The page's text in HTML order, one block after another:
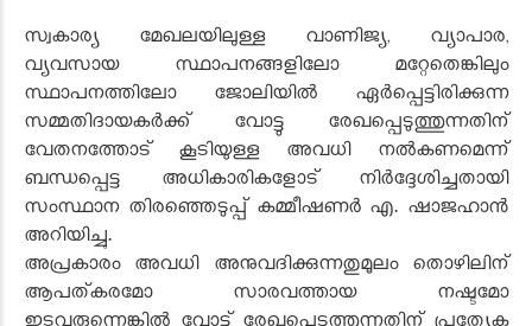
സ്വകാര്യ മേഖലയിലുള്ള വാണിജ്യ, വ്യാപാര,
വ്യവസായ സ്ഥാപനങ്ങളിലോ മറ്റേതെങ്കിലും
സ്ഥാപനത്തിലോ ജോലിയിൽ ഏർപ്പെട്ടിരിക്കുന്ന
സമ്മതിദായകർക്ക് വോട്ടു രേഖപ്പെടുത്തുന്നതിന്
വേതനത്തോട് കൂടിയുള്ള അവധി നൽകണമെന്ന്
ബന്ധപ്പെട്ട അധികാരികളോട് നിർദ്ദേശിച്ചതായി
സംസ്ഥാന തിരഞ്ഞെടുപ്പ് കമ്മീഷണർ എ. ഷാജഹാൻ
അറിയിച്ചു.
അപ്രകാരം അവധി അനുവദിക്കുന്നതുമൂലം തൊഴിലിന്
ആപത്കരമോ സാരവത്തായ നഷ്ടമോ